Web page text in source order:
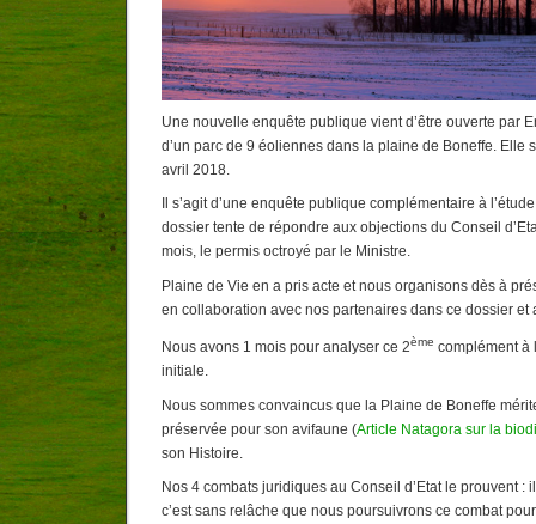
Une nouvelle enquête publique vient d’être ouverte par
d’un parc de 9 éoliennes dans la plaine de Boneffe. Elle
avril 2018.
Il s’agit d’une enquête publique complémentaire à
dossier tente de répondre aux objections du Conseil
mois, le permis octroyé par le Ministre.
Plaine de Vie en a pris acte et nous organisons dès à
en collaboration avec nos partenaires dans ce dossier et
Nous avons 1 mois pour analyser ce 2ème complément à
initiale.
Nous sommes convaincus que la Plaine de Boneffe
préservée pour son avifaune (Article Natagora sur la
son Histoire.
Nos 4 combats juridiques au Conseil d’Etat le prouvent :
c’est sans relâche que nous poursuivrons ce combat